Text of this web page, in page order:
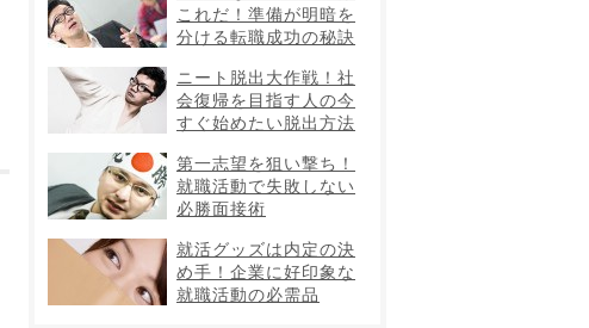
これだ！準備が明暗を
分ける転職成功の秘訣
ニート脱出大作戦！社
会復帰を目指す人の今
すぐ始めたい脱出方法
第一志望を狙い撃ち！
就職活動で失敗しない
必勝面接術
就活グッズは内定の決
め手！企業に好印象な
就職活動の必需品